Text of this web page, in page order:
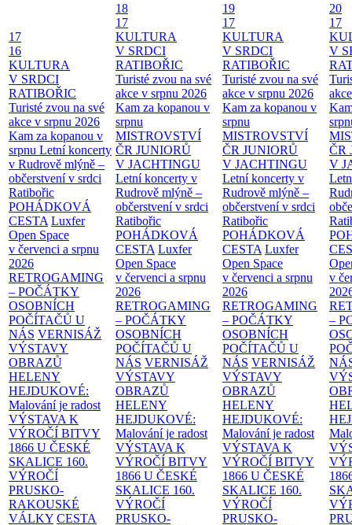
17
16
KULTURA
V SRDCI
RATIBOŘIC
Turisté zvou na své
akce v srpnu 2026
Kam za kopanou v
srpnu Letní koncerty
v Rudrově mlýně –
občerstvení v srdci
Ratibořic
POHÁDKOVÁ
CESTA Luxfer
Open Space
v červenci a srpnu
2026
RETROGAMING
– POČÁTKY
OSOBNÍCH
POČÍTAČŮ U
NÁS VERNISÁŽ
VÝSTAVY
OBRAZŮ
HELENY
HEJDUKOVÉ:
Malování je radost
VÝSTAVA K
VÝROČÍ BITVY
1866 U ČESKÉ
SKALICE 160.
VÝROČÍ
PRUSKO-
RAKOUSKÉ
VÁLKY CESTA
18
17
KULTURA
V SRDCI
RATIBOŘIC
Turisté zvou na své
akce v srpnu 2026
Kam za kopanou v
srpnu
MISTROVSTVÍ
ČR JUNIORŮ
V JACHTINGU
Letní koncerty v
Rudrově mlýně –
občerstvení v srdci
Ratibořic
POHÁDKOVÁ
CESTA Luxfer
Open Space
v červenci a srpnu
2026
RETROGAMING
– POČÁTKY
OSOBNÍCH
POČÍTAČŮ U
NÁS VERNISÁŽ
VÝSTAVY
OBRAZŮ
HELENY
HEJDUKOVÉ:
Malování je radost
VÝSTAVA K
VÝROČÍ BITVY
1866 U ČESKÉ
SKALICE 160.
VÝROČÍ
PRUSKO-
19
17
KULTURA
V SRDCI
RATIBOŘIC
Turisté zvou na své
akce v srpnu 2026
Kam za kopanou v
srpnu
MISTROVSTVÍ
ČR JUNIORŮ
V JACHTINGU
Letní koncerty v
Rudrově mlýně –
občerstvení v srdci
Ratibořic
POHÁDKOVÁ
CESTA Luxfer
Open Space
v červenci a srpnu
2026
RETROGAMING
– POČÁTKY
OSOBNÍCH
POČÍTAČŮ U
NÁS VERNISÁŽ
VÝSTAVY
OBRAZŮ
HELENY
HEJDUKOVÉ:
Malování je radost
VÝSTAVA K
VÝROČÍ BITVY
1866 U ČESKÉ
SKALICE 160.
VÝROČÍ
PRUSKO-
20
17
V
ČR
V
v
–